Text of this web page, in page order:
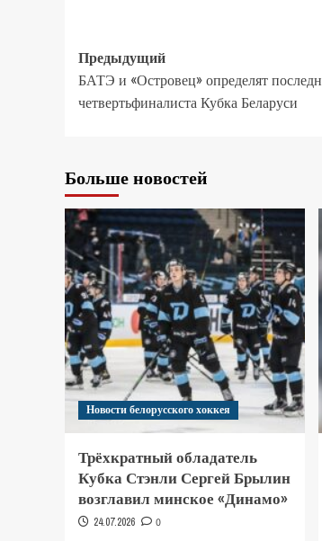
Предыдущий
БАТЭ и «Островец» определят
четвертьфиналиста Кубка Беларуси
Больше новостей
Новости белорусского хоккея
Трёхкратный обладатель
Кубка Стэнли Сергей Брылин
возглавил минское «Динамо»
24.07.2026 0